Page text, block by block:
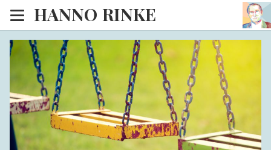
HANNO RINKE
Heim
EISINSEL
Sonntagspredigten
Blog
Lesesaal